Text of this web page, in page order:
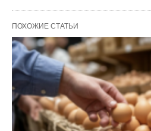
ПОХОЖИЕ СТАТЬИ